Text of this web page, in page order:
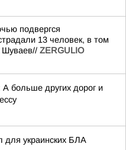
подвергся
13 человек, в том
Шуваев// ZERGULIO
больше других дорог и
для украинских БЛА